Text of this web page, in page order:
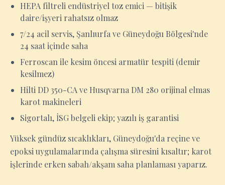
HEPA filtreli endüstriyel toz emici — bitişik
daire/işyeri rahatsız olmaz
7/24 acil servis, Şanlıurfa ve Güneydoğu Bölgesi'nde
24 saat içinde saha
Ferroscan ile kesim öncesi armatür tespiti (demir
kesilmez)
Hilti DD 350-CA ve Husqvarna DM 280 orijinal elmas
karot makineleri
Sigortalı, İSG belgeli ekip; yazılı iş garantisi
Yüksek gündüz sıcaklıkları, Güneydoğu'da reçine ve
epoksi uygulamalarında çalışma süresini kısaltır; karot
işlerinde erken sabah/akşam saha planlaması yaparız.